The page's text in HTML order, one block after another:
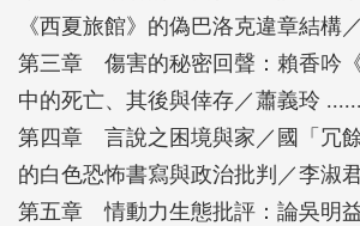
說。
《西夏旅館》的偽巴洛克違章結構
第三章 傷害的秘密回聲：賴香吟《
中的死亡、其後與倖存／蕭義玲
第四章 言說之困境與家／國「冗
的白色恐怖書寫與政治批判／李淑
第五章 情動力生態批評：論吳明